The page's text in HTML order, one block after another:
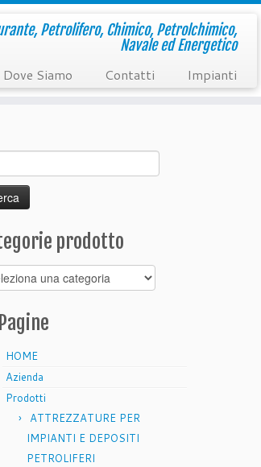
Petrolifero, Chimico, Petrolchimico,
Navale ed Energetico
Dove Siamo Contatti Impianti
prodotto
Pagine
HOME
Azienda
Prodotti
ATTREZZATURE PER
IMPIANTI E DEPOSITI
PETROLIFERI